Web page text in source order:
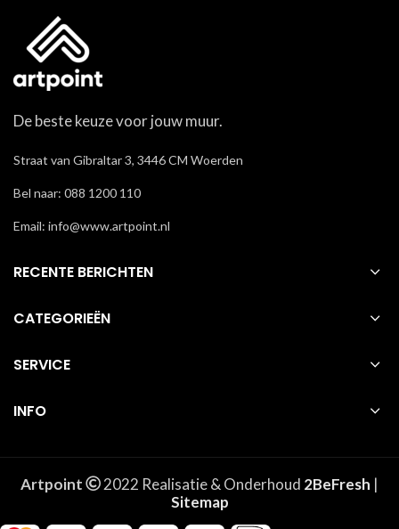
De beste keuze voor jouw muur.
Straat van Gibraltar 3, 3446 CM Woerden
Bel naar: 088 1200 110
Email: info@www.artpoint.nl
RECENTE BERICHTEN
CATEGORIEËN
SERVICE
INFO
Artpoint 2022 Realisatie & Onderhoud 2BeFresh |
Sitemap